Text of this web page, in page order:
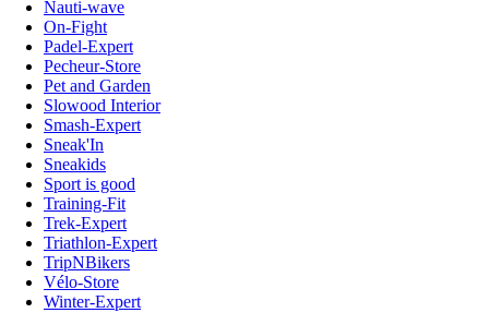
Nauti-wave
On-Fight
Padel-Expert
Pecheur-Store
Pet and Garden
Slowood Interior
Smash-Expert
Sneak'In
Sneakids
Sport is good
Training-Fit
Trek-Expert
Triathlon-Expert
TripNBikers
Vélo-Store
Winter-Expert